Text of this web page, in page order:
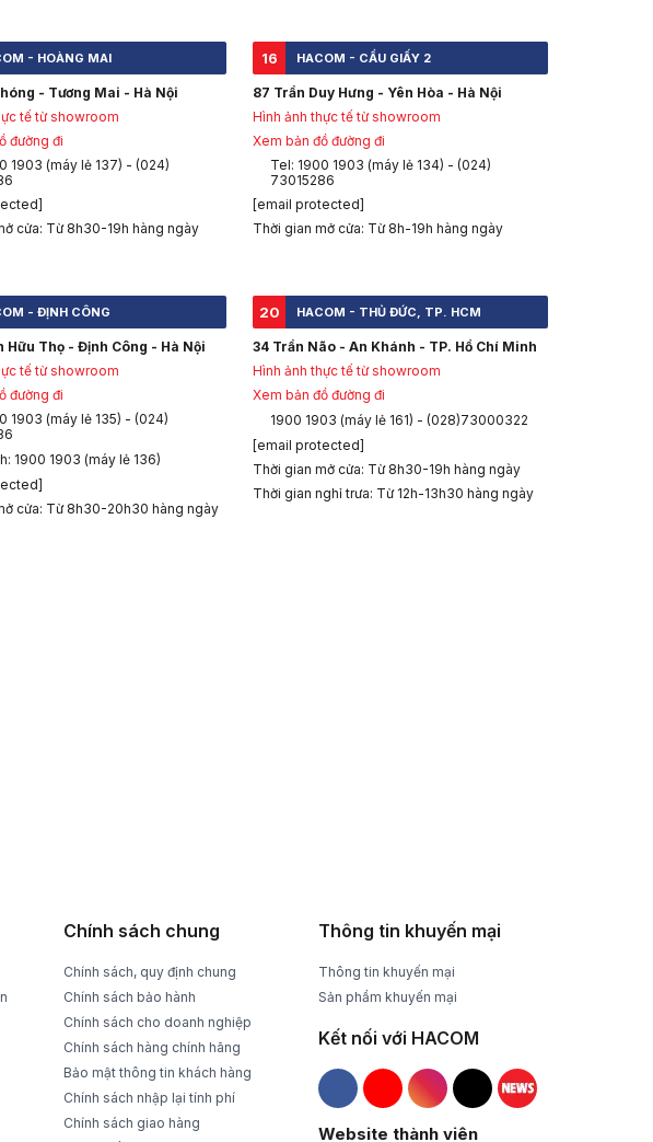
- HOÀNG MAI
- Tương Mai - Hà Nội
tế từ showroom
đường đi
1903 (máy lẻ 137) - (024)
cửa: Từ 8h30-19h hàng ngày
16 HACOM - CẦU GIẤY 2
87 Trần Duy Hưng - Yên Hòa - Hà Nội
Hình ảnh thực tế từ showroom
Xem bản đồ đường đi
Tel: 1900 1903 (máy lẻ 134) - (024)
73015286
[email protected]
Thời gian mở cửa: Từ 8h-19h hàng ngày
- ĐỊNH CÔNG
Hữu Thọ - Định Công - Hà Nội
tế từ showroom
đường đi
1903 (máy lẻ 135) - (024)
1900 1903 (máy lẻ 136)
cửa: Từ 8h30-20h30 hàng ngày
20 HACOM - THỦ ĐỨC, TP. HCM
34 Trần Não - An Khánh - TP. Hồ Chí Minh
Hình ảnh thực tế từ showroom
Xem bản đồ đường đi
1900 1903 (máy lẻ 161) - (028)73000322
[email protected]
Thời gian mở cửa: Từ 8h30-19h hàng ngày
Thời gian nghỉ trưa: Từ 12h-13h30 hàng ngày
Chính sách chung
Chính sách, quy định chung
Chính sách bảo hành
Chính sách cho doanh nghiệp
Chính sách hàng chính hãng
Bảo mật thông tin khách hàng
Chính sách nhập lại tính phí
Chính sách giao hàng
Thông tin khuyến mại
Thông tin khuyến mại
Sản phẩm khuyến mại
Kết nối với HACOM
Hacom Facebook
Hacom YouTube
Hacom Instagram
Hacom TikTok
Website thành viên